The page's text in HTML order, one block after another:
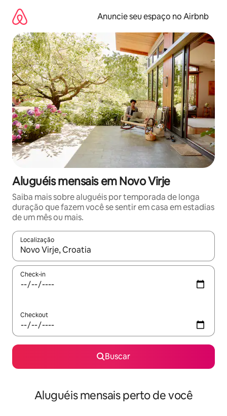
para
conteúdo
Anuncie seu espaço no Airbnb
Aluguéis mensais em Novo Virje
Saiba mais sobre aluguéis por temporada de longa
duração que fazem você se sentir em casa em estadias
de um mês ou mais.
Localização
Quando os resultados estiverem disponíveis, explore-os
Check-in
Checkout
Buscar
Aluguéis mensais perto de você